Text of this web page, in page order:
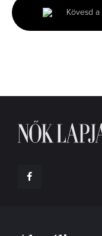
minutes,
6
seconds
Kövesd a